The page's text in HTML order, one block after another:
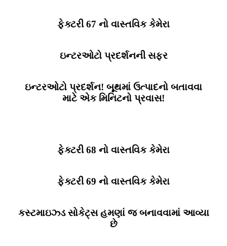
ફેક્ટરી 67 નો વાસ્તવિક કેમેરા
ઇન્ટરઓટો પ્રદર્શનની સફર
ઇન્ટરઓટો પ્રદર્શન! બૂથમાં ઉત્પાદનો બતાવવા
માટે એક મિનિટનો પ્રવાસ!
ફેક્ટરી 68 નો વાસ્તવિક કેમેરા
ફેક્ટરી 69 નો વાસ્તવિક કેમેરા
કસ્ટમાઇઝ્ડ સોકેટ્સ હમણાં જ બનાવવામાં આવ્યા
છે